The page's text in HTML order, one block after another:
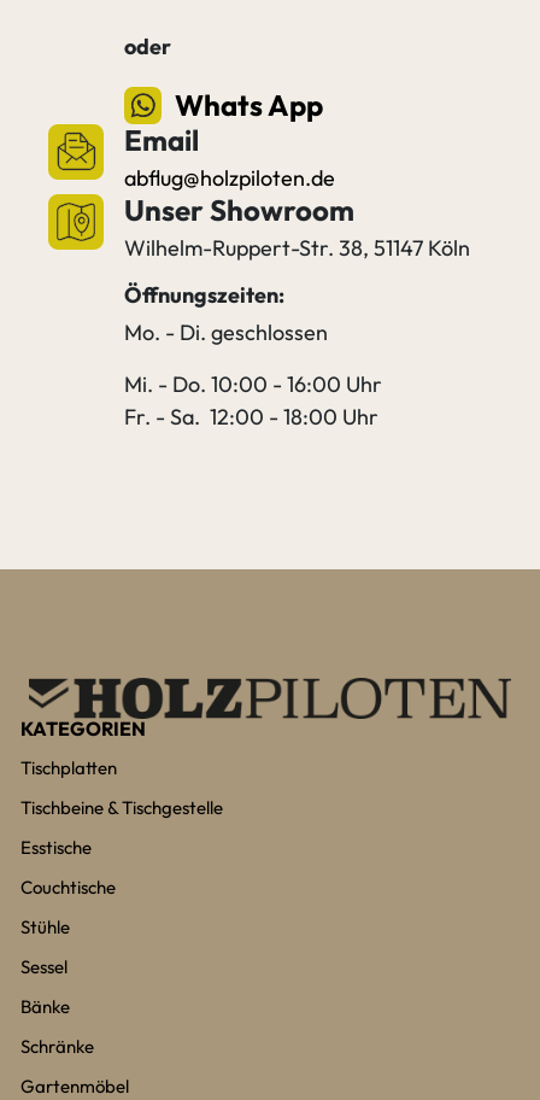
oder
Whats App
Email
abflug@holzpiloten.de
Unser Showroom
Wilhelm-Ruppert-Str. 38, 51147 Köln
Öffnungszeiten:
Mo. - Di. geschlossen
Mi. - Do. 10:00 - 16:00 Uhr
Fr. - Sa. 12:00 - 18:00 Uhr
KATEGORIEN
Tischplatten
Tischbeine & Tischgestelle
Esstische
Couchtische
Stühle
Sessel
Bänke
Schränke
Gartenmöbel